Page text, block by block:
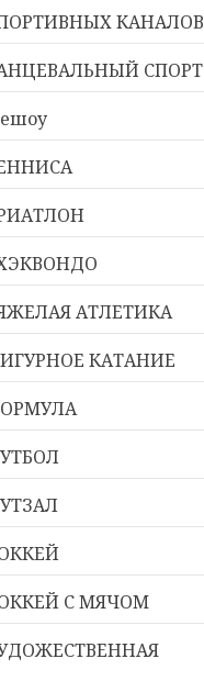
КАНАЛОВ
СПОРТ
АТЛЕТИКА
КАТАНИЕ
С МЯЧОМ